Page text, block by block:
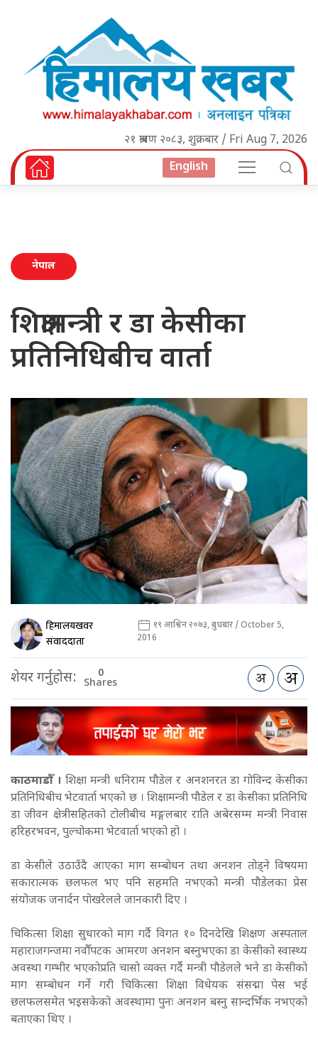
२१ श्रावण २०८३, शुक्रबार / Fri Aug 7, 2026
English
नेपाल
शिक्षामन्त्री र डा केसीका
प्रतिनिधिबीच वार्ता
हिमालयखवर
संवाददाता
१९ आश्विन २०७३, बुधबार / October 5,
2016
शेयर गर्नुहोस: 0
Shares
काठमाडौँ । शिक्षा मन्त्री धनिराम पौडेल र अनशनरत डा गोविन्द केसीका
प्रतिनिधिबीच भेटवार्ता भएको छ । शिक्षामन्त्री पौडेल र डा केसीका प्रतिनिधि
डा जीवन क्षेत्रीसहितको टोलीबीच मङ्गलबार राति अबेरसम्म मन्त्री निवास
हरिहरभवन, पुल्चोकमा भेटवार्ता भएको हो ।
डा केसीले उठाउँदै आएका माग सम्बोधन तथा अनशन तोड्ने विषयमा
सकारात्मक छलफल भए पनि सहमति नभएको मन्त्री पौडेलका प्रेस
संयोजक जनार्दन पोखरेलले जानकारी दिए ।
चिकित्सा शिक्षा सुधारको माग गर्दै विगत १० दिनदेखि शिक्षण अस्पताल
महाराजगन्जमा नवौँपटक आमरण अनशन बस्नुभएका डा केसीको स्वास्थ्य
अवस्था गम्भीर भएकोप्रति चासो व्यक्त गर्दै मन्त्री पौडेलले भने डा केसीको
माग सम्बोधन गर्ने गरी चिकित्सा शिक्षा विधेयक संसद्मा पेस भई
छलफलसमेत भइसकेको अवस्थामा पुनः अनशन बस्नु सान्दर्भिक नभएको
बताएका थिए ।